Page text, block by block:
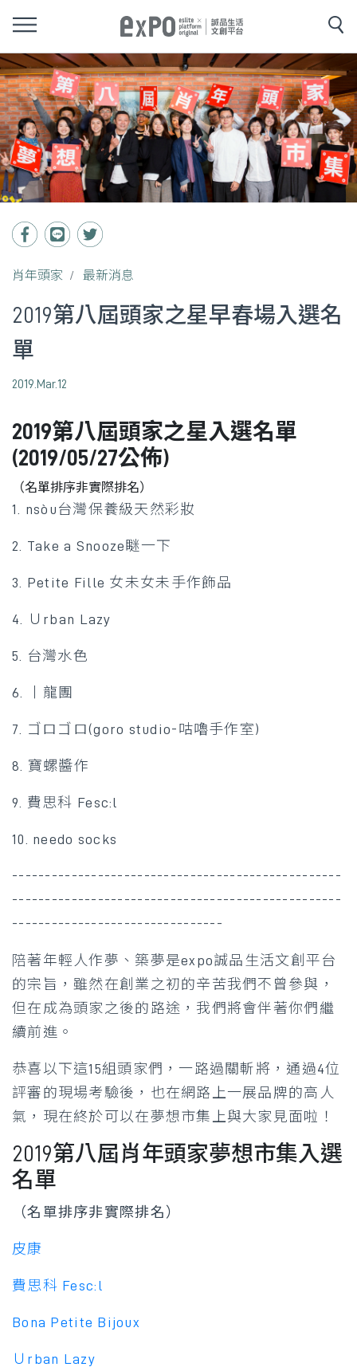
肖年頭家 最新消息
2019第八屆頭家之星早春場入選名
單
2019.Mar.12
2019第八屆頭家之星入選名單
(2019/05/27公佈)
（名單排序非實際排名）
1. nsòu台灣保養級天然彩妝
2. Take a Snooze瞇一下
3. Petite Fille 女未女未手作飾品
4. Ｕrban Lazy
5. 台灣水色
6. 丨龍團
7. ゴロゴロ(goro studio-咕嚕手作室)
8. 寶螺醬作
9. 費思科 Fesc:l
10. needo socks
--------------------------------------------------
--------------------------------------------------
--------------------------------
陪著年輕人作夢、築夢是expo誠品生活文創平台
的宗旨，雖然在創業之初的辛苦我們不曾參與，
但在成為頭家之後的路途，我們將會伴著你們繼
續前進。
恭喜以下這15組頭家們，一路過關斬將，通過4位
評審的現場考驗後，也在網路上一展品牌的高人
氣，現在終於可以在夢想市集上與大家見面啦！
2019第八屆肖年頭家夢想市集入選
名單
（名單排序非實際排名）
皮康
費思科 Fesc:l
Bona Petite Bijoux
Ｕrban Lazy